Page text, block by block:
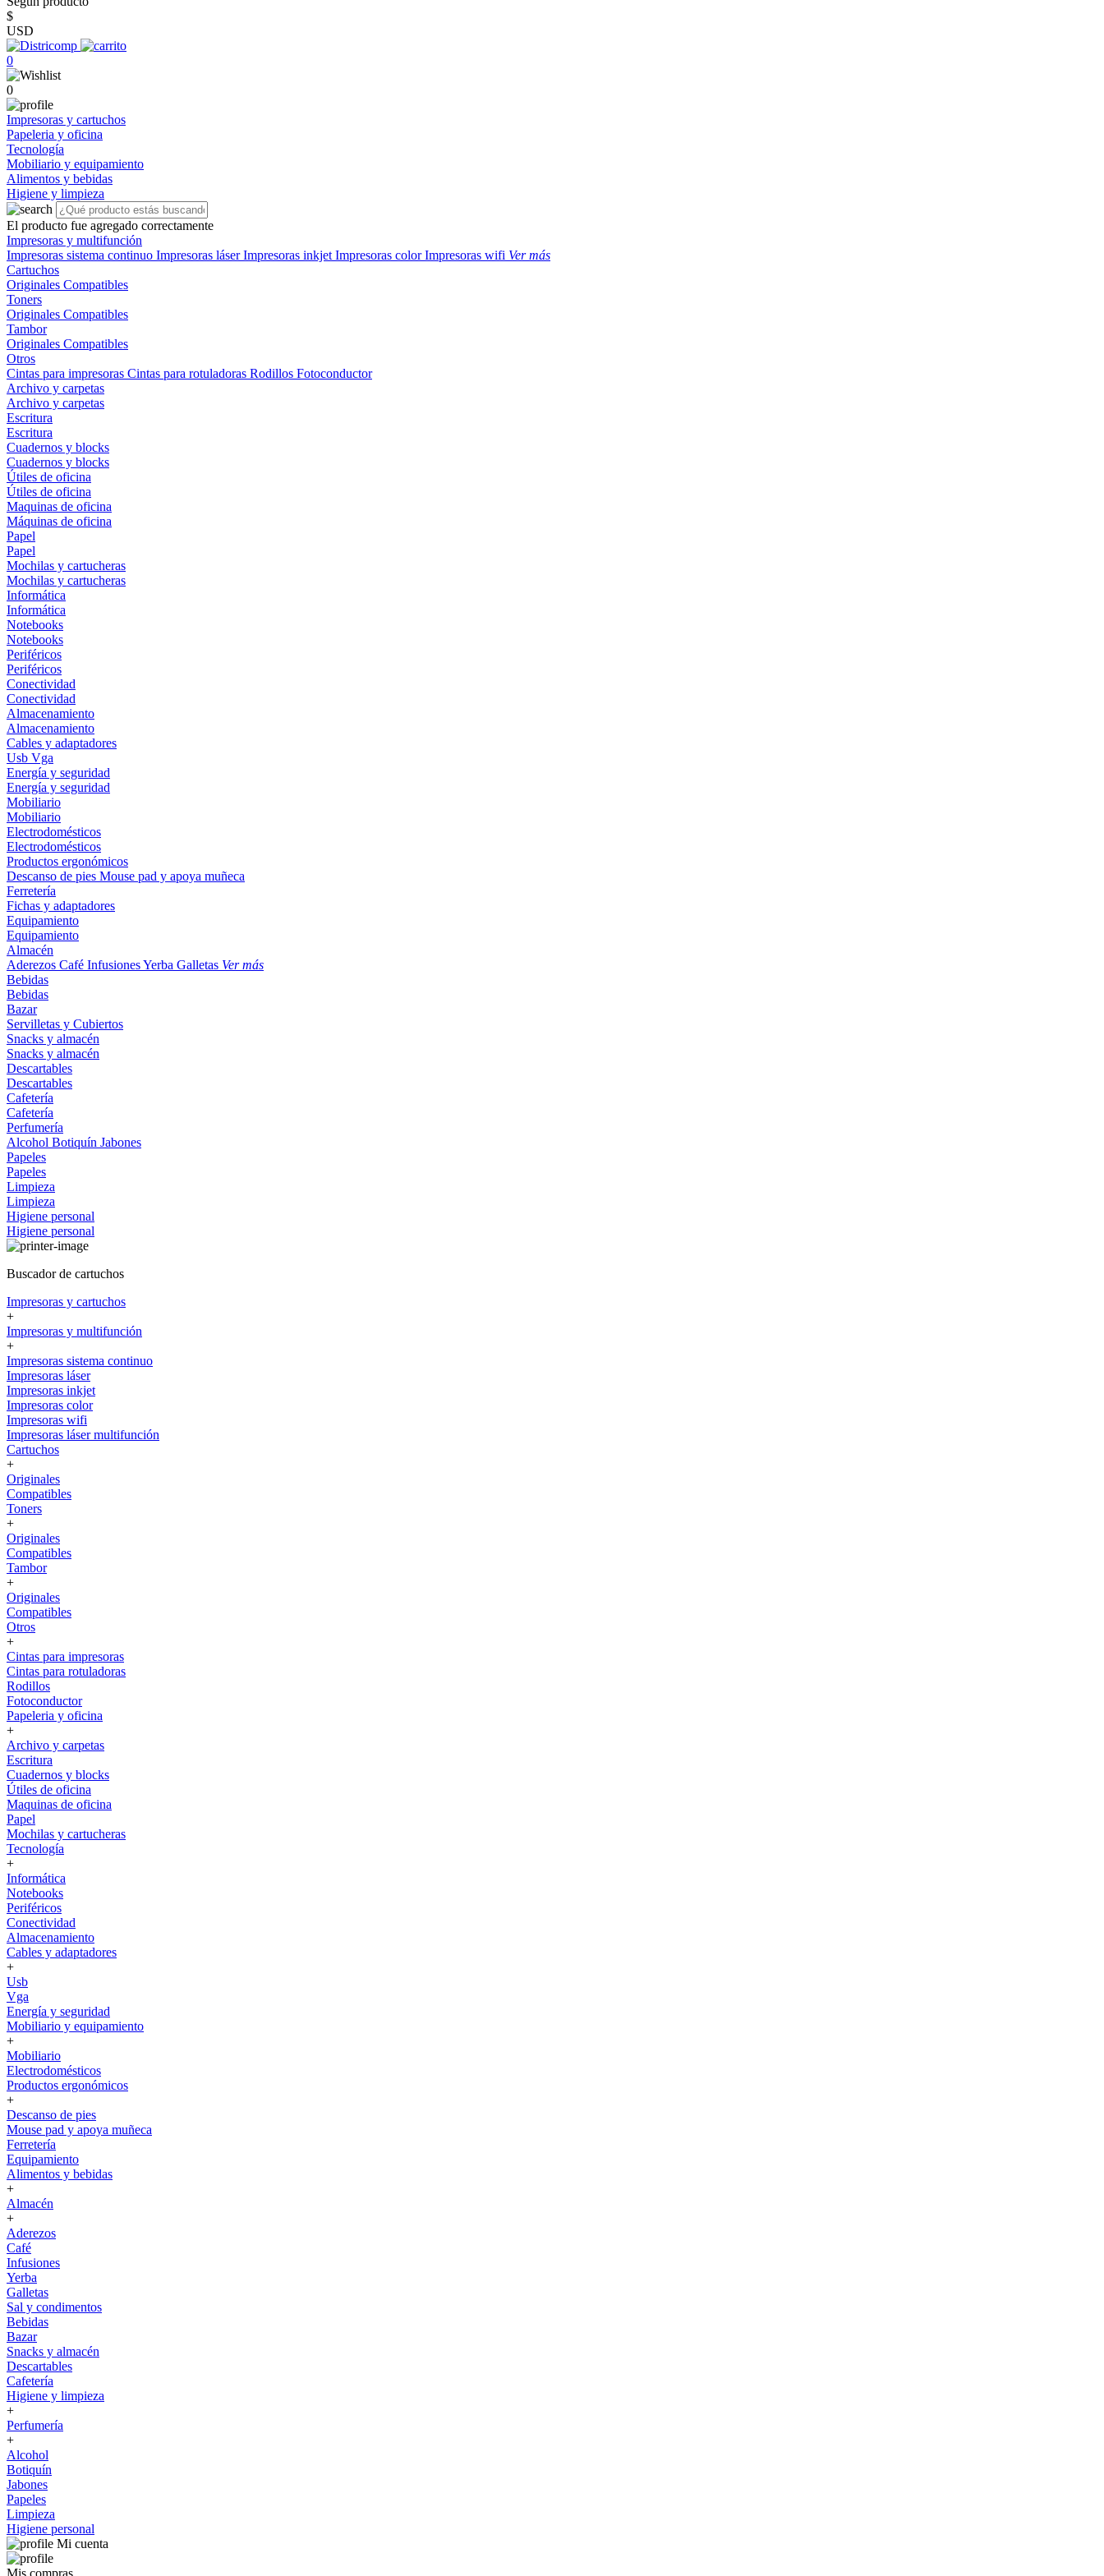
$
USD
0
0
Impresoras y cartuchos
Papeleria y oficina
Tecnología
Mobiliario y equipamiento
Alimentos y bebidas
Higiene y limpieza
El producto fue agregado correctamente
Impresoras y multifunción
Impresoras sistema continuo Impresoras láserImpresoras inkjet Impresoras colorImpresoras wifi Ver más
Cartuchos
Originales Compatibles
Toners
Originales Compatibles
Tambor
Originales Compatibles
Otros
Cintas para impresoras Cintas para rotuladoras Rodillos Fotoconductor
Archivo y carpetas
Archivo y carpetas
Escritura
Escritura
Cuadernos y blocks
Cuadernos y blocks
Útiles de oficina
Útiles de oficina
Maquinas de oficina
Máquinas de oficina
Papel
Papel
Mochilas y cartucheras
Mochilas y cartucheras
Informática
Informática
Notebooks
Notebooks
Periféricos
Periféricos
Conectividad
Conectividad
Almacenamiento
Almacenamiento
Cables y adaptadores
Usb Vga
Energía y seguridad
Energía y seguridad
Mobiliario
Mobiliario
Electrodomésticos
Electrodomésticos
Productos ergonómicos
Descanso de pies Mouse pad y apoya muñeca
Ferretería
Fichas y adaptadores
Equipamiento
Equipamiento
Almacén
Aderezos Café InfusionesYerba Galletas Ver más
Bebidas
Bebidas
Bazar
Servilletas y Cubiertos
Snacks y almacén
Snacks y almacén
Descartables
Descartables
Cafetería
Cafetería
Perfumería
Alcohol Botiquín Jabones
Papeles
Papeles
Limpieza
Limpieza
Higiene personal
Higiene personal
Buscador de cartuchos
Impresoras y cartuchos
+
Impresoras y multifunción
+
Impresoras sistema continuo
Impresoras láser
Impresoras inkjet
Impresoras color
Impresoras wifi
Impresoras láser multifunción
Cartuchos
+
Originales
Compatibles
Toners
+
Originales
Compatibles
Tambor
+
Originales
Compatibles
Otros
+
Cintas para impresoras
Cintas para rotuladoras
Rodillos
Fotoconductor
Papeleria y oficina
+
Archivo y carpetas
Escritura
Cuadernos y blocks
Útiles de oficina
Maquinas de oficina
Papel
Mochilas y cartucheras
Tecnología
+
Informática
Notebooks
Periféricos
Conectividad
Almacenamiento
Cables y adaptadores
+
Usb
Vga
Energía y seguridad
Mobiliario y equipamiento
+
Mobiliario
Electrodomésticos
Productos ergonómicos
+
Descanso de pies
Mouse pad y apoya muñeca
Ferretería
Equipamiento
Alimentos y bebidas
+
Almacén
+
Aderezos
Café
Infusiones
Yerba
Galletas
Sal y condimentos
Bebidas
Bazar
Snacks y almacén
Descartables
Cafetería
Higiene y limpieza
+
Perfumería
+
Alcohol
Botiquín
Jabones
Papeles
Limpieza
Higiene personal
Mi cuenta
Mis compras